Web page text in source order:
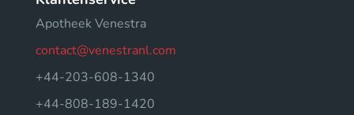
Apotheek Venestra
contact@venestranl.com
+44-203-608-1340
+44-808-189-1420